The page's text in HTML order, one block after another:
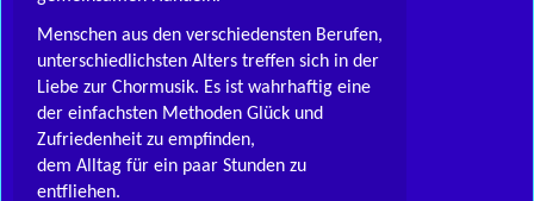
Menschen aus den verschiedensten Berufen,
unterschiedlichsten Alters treffen sich in der
Liebe zur Chormusik. Es ist wahrhaftig eine
der einfachsten Methoden Glück und
Zufriedenheit zu empfinden,
dem Alltag für ein paar Stunden zu
entfliehen.